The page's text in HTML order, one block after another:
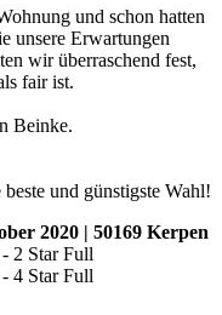
und schon hatten
unsere Erwartungen
wir überraschend fest,
fair ist.
Beinke.
und günstigste Wahl!
2020 | 50169 Kerpen